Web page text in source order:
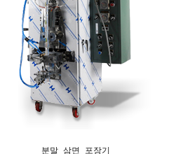
분말 삼면 포장기